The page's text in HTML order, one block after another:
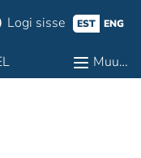
Logi sisse EST ENG
Muu…